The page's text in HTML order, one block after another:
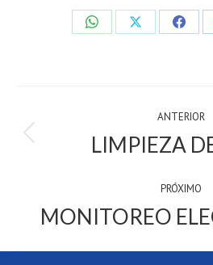
Share
Share
Share
NAVIGATION
ANTERIOR
LIMPIEZA
PRÓXIMO
MONITOREO